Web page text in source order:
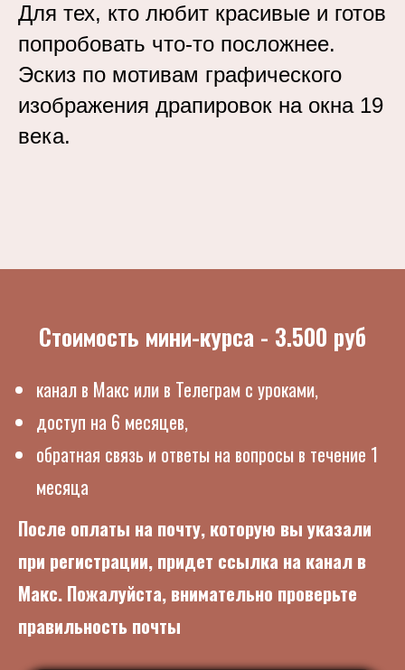
Для тех, кто любит красивые и готов
попробовать что-то посложнее.
Эскиз по мотивам графического
изображения драпировок на окна 19
века.
Стоимость мини-курса - 3.500 руб
канал в Макс или в Телеграм с уроками,
доступ на 6 месяцев,
обратная связь и ответы на вопросы в течение 1
месяца
После оплаты на почту, которую вы указали
при регистрации, придет ссылка на канал в
Макс. Пожалуйста, внимательно проверьте
правильность почты